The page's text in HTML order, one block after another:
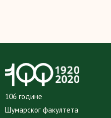
106 године
Шумарског факултета